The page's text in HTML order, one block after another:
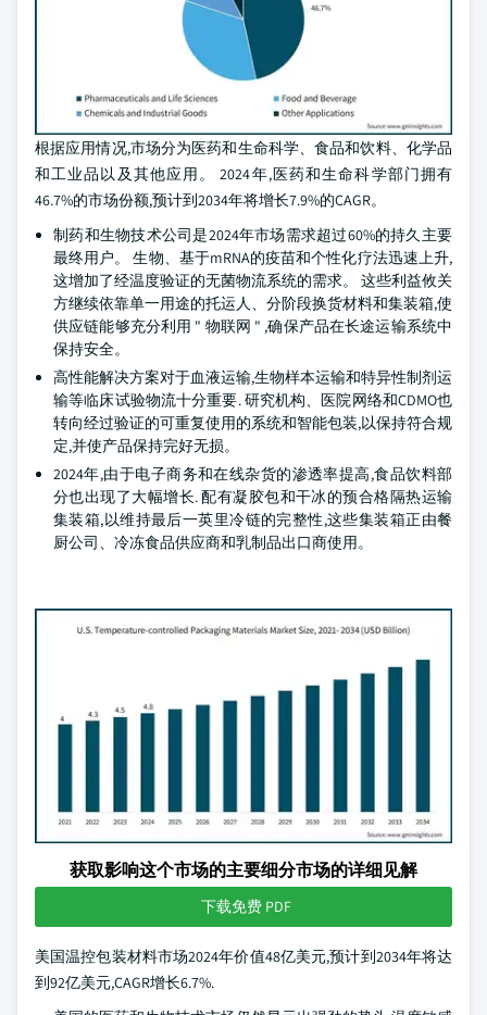
根据应用情况,市场分为医药和生命科学、食品和饮料、化学品
和工业品以及其他应用。 2024年,医药和生命科学部门拥有
46.7%的市场份额,预计到2034年将增长7.9%的CAGR。
制药和生物技术公司是2024年市场需求超过60%的持久主要
最终用户。 生物、基于mRNA的疫苗和个性化疗法迅速上升,
这增加了经温度验证的无菌物流系统的需求。 这些利益攸关
方继续依靠单一用途的托运人、分阶段换货材料和集装箱,使
供应链能够充分利用 " 物联网 " ,确保产品在长途运输系统中
保持安全。
高性能解决方案对于血液运输,生物样本运输和特异性制剂运
输等临床试验物流十分重要. 研究机构、医院网络和CDMO也
转向经过验证的可重复使用的系统和智能包装,以保持符合规
定,并使产品保持完好无损。
2024年,由于电子商务和在线杂货的渗透率提高,食品饮料部
分也出现了大幅增长. 配有凝胶包和干冰的预合格隔热运输
集装箱,以维持最后一英里冷链的完整性,这些集装箱正由餐
厨公司、冷冻食品供应商和乳制品出口商使用。
获取影响这个市场的主要细分市场的详细见解
下载免费 PDF
美国温控包装材料市场2024年价值48亿美元,预计到2034年将达
到92亿美元,CAGR增长6.7%.